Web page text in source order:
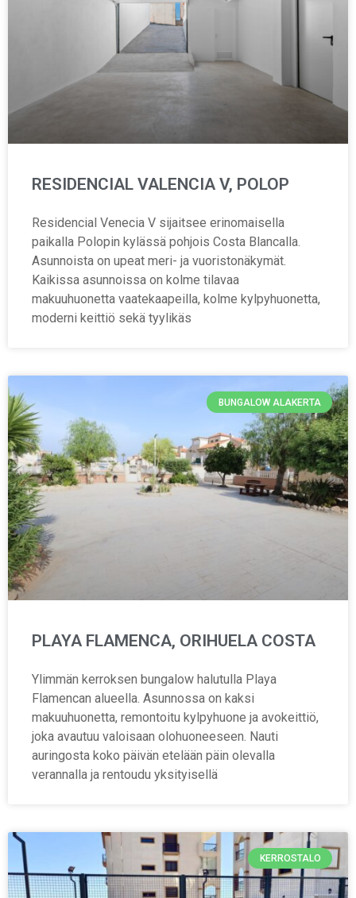
RESIDENCIAL VALENCIA V, POLOP
Residencial Venecia V sijaitsee erinomaisella
paikalla Polopin kylässä pohjois Costa Blancalla.
Asunnoista on upeat meri- ja vuoristonäkymät.
Kaikissa asunnoissa on kolme tilavaa
makuuhuonetta vaatekaapeilla, kolme kylpyhuonetta,
moderni keittiö sekä tyylikäs
BUNGALOW ALAKERTA
PLAYA FLAMENCA, ORIHUELA COSTA
Ylimmän kerroksen bungalow halutulla Playa
Flamencan alueella. Asunnossa on kaksi
makuuhuonetta, remontoitu kylpyhuone ja avokeittiö,
joka avautuu valoisaan olohuoneeseen. Nauti
auringosta koko päivän etelään päin olevalla
verannalla ja rentoudu yksityisellä
KERROSTALO